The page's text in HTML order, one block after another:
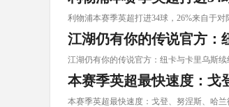
利物浦本赛季英超打进34球，26%来自于对
江湖仍有你的传说官方：
江湖仍有你的传说官方：纽卡与卡里乌斯续
本赛季英超最快速度：戈
本赛季英超最快速度：戈登、努涅斯、哈兰